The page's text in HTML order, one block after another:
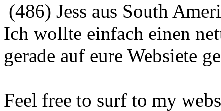
(486) Jess aus South
Ich wollte einfach einen
gerade auf eure Websiete
Feel free to surf to my